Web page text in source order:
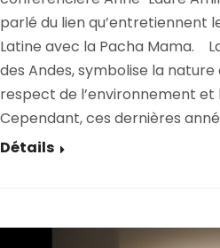
parlé du lien qu’entretiennent
Latine avec la Pacha Mama.
des Andes, symbolise la
respect de l’environnement et
Cependant, ces dernières
Détails